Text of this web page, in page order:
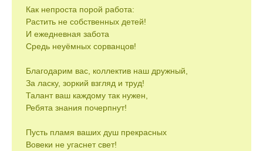
Как непроста порой работа:
Растить не собственных детей!
И ежедневная забота
Средь неуёмных сорванцов!
Благодарим вас, коллектив наш дружный,
За ласку, зоркий взгляд и труд!
Талант ваш каждому так нужен,
Ребята знания почерпнут!
Пусть пламя ваших душ прекрасных
Вовеки не угаснет свет!